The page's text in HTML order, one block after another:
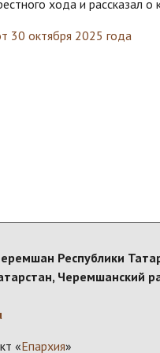
хода и рассказал
октября 2025 года
Республики
Черемшанский
«Епархия»